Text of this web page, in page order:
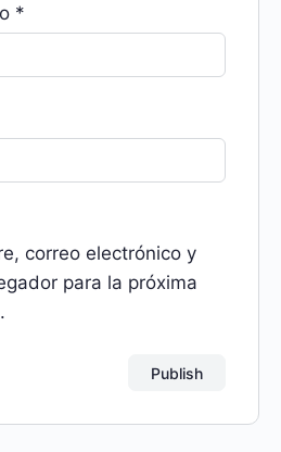
*
correo electrónico y
para la próxima